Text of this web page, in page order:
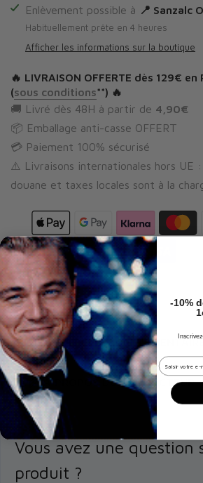
Enlèvement possible à 📍 Sanzalc
Habituellement prête en 4 heures
Afficher les informations sur la boutique
🔥 LIVRAISON OFFERTE dès 129€ en
(sous conditions**) 🔥
🚚 Livré dès 48H à partir de 4,90€
📦 Emballage anti-casse OFFERT
💳 Paiement 100% sécurisé
⚠️ Livraisons internationales hors UE
douane et taxes locales sont à la
🔍 POUR TOUT SAVOIR…
ℹ️ INFORMATIONS
🧑‍🌾 À PROPOS DU PRODUCTEUR
Vous avez une question
produit ?
-10%
champs email